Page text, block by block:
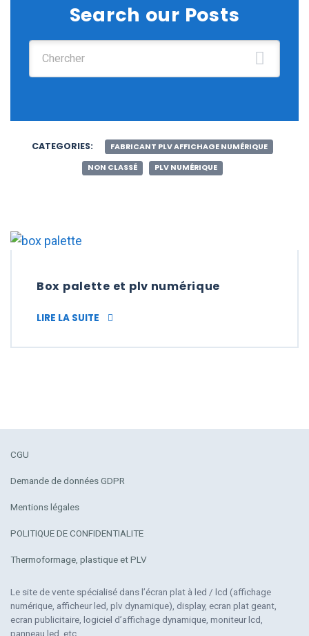
Search our Posts
CATEGORIES: FABRICANT PLV AFFICHAGE NUMÉRIQUE
NON CLASSÉ PLV NUMÉRIQUE
Box palette et plv numérique
LIRE LA SUITE BOX PALETTE ET PLV NUMÉRIQUE
CGU
Demande de données GDPR
Mentions légales
POLITIQUE DE CONFIDENTIALITE
Thermoformage, plastique et PLV
Le site de vente spécialisé dans l’écran plat à led / lcd (affichage
numérique, afficheur led, plv dynamique), display, ecran plat geant,
ecran publicitaire, logiciel d’affichage dynamique, moniteur lcd,
panneau led, etc…